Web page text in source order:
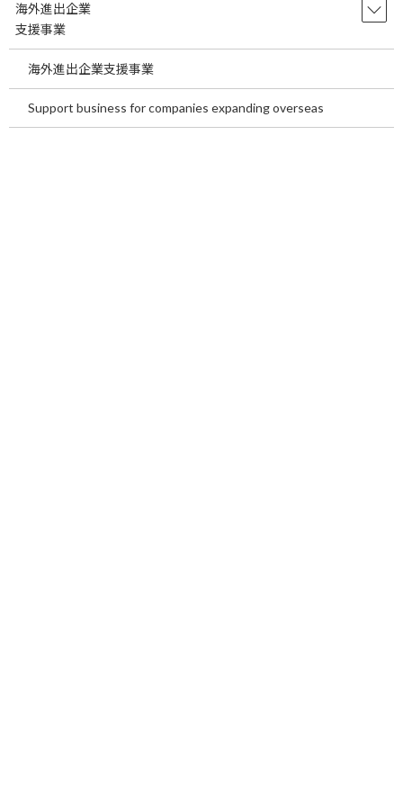
海外進出企業
支援事業
海外進出企業支援事業
Support business for companies expanding overseas